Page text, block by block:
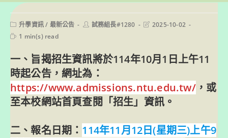
Post
category:
升學資訊/ 最新公告
Post試務組長#1280
Post2025-10-02
Reading
1 min(s) read
一、旨揭招生資訊將於114年10月1日上午11
時起公告，網址為：
https://www.admissions.ntu.edu.tw/，或
至本校網站首頁查閱「招生」資訊。
二、報名日期： 114年11月12日(星期三)上午9